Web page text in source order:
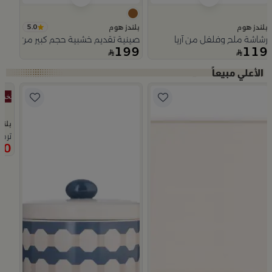
بلندز هوم
رشاشة ملح وفلفل من آريا
119
بلندز هوم 5.0
صينية تقديم خشبية حجم كبير من اورورا
199
Slide 1 of 5